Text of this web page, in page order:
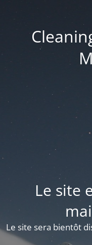
Le site
Le site sera bientôt